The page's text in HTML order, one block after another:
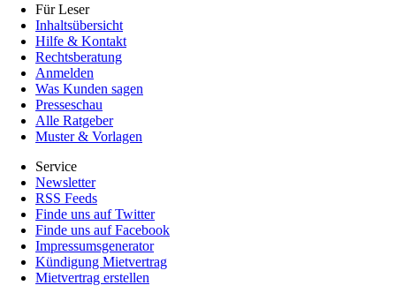
Für Leser
Inhaltsübersicht
Hilfe & Kontakt
Rechtsberatung
Anmelden
Was Kunden sagen
Presseschau
Alle Ratgeber
Muster & Vorlagen
Service
Newsletter
RSS Feeds
Finde uns auf Twitter
Finde uns auf Facebook
Impressumsgenerator
Kündigung Mietvertrag
Mietvertrag erstellen